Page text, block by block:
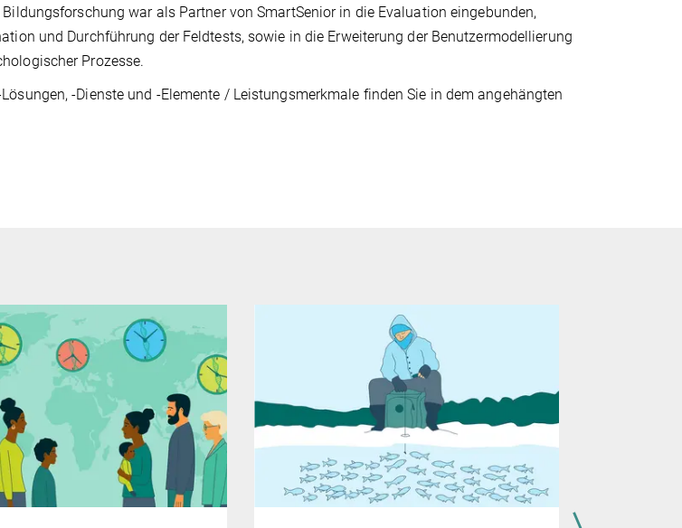
war als Partner von SmartSenior in die Evaluation eingebunden,
und Durchführung der Feldtests, sowie in die Erweiterung der Benutzermodellierung
Prozesse.
-Dienste und -Elemente / Leistungsmerkmale finden Sie in dem angehängten